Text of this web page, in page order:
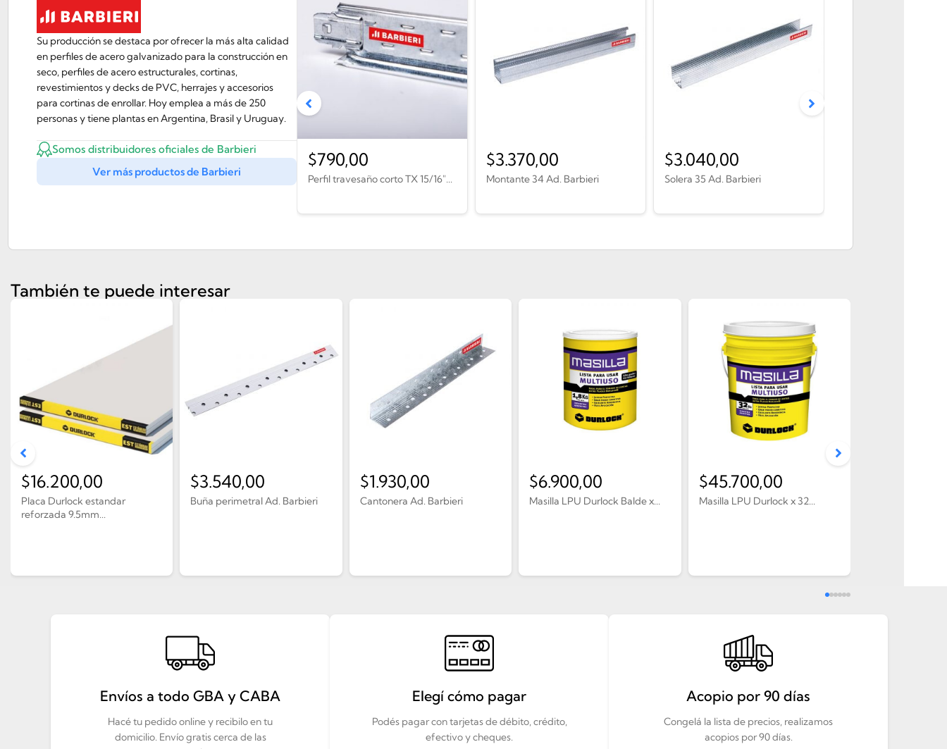
Su producción se destaca por ofrecer la más alta calidad
en perfiles de acero galvanizado para la construcción en
seco, perfiles de acero estructurales, cortinas,
revestimientos y decks de PVC, herrajes y accesorios
para cortinas de enrollar. Hoy emplea a más de 250
personas y tiene plantas en Argentina, Brasil y Uruguay.
Somos distribuidores oficiales de Barbieri
Ver más productos de Barbieri
Perfil travesaño corto TX 15/16″...
$790,00
Montante 34 Ad. Barbieri
$3.370,00
Solera 35 Ad. Barbieri
$3.040,00
También te puede interesar
Placa Durlock estandar
reforzada 9.5mm...
$16.200,00
Buña perimetral Ad. Barbieri
$3.540,00
Cantonera Ad. Barbieri
$1.930,00
Masilla LPU Durlock Balde x...
$6.900,00
Masilla LPU Durlock x 32...
$45.700,00
Envíos a todo GBA y CABA
Hacé tu pedido online y recibilo en tu
domicilio. Envío gratis cerca de las
Elegí cómo pagar
Podés pagar con tarjetas de débito, crédito,
efectivo y cheques.
Acopio por 90 días
Congelá la lista de precios, realizamos
acopios por 90 días.